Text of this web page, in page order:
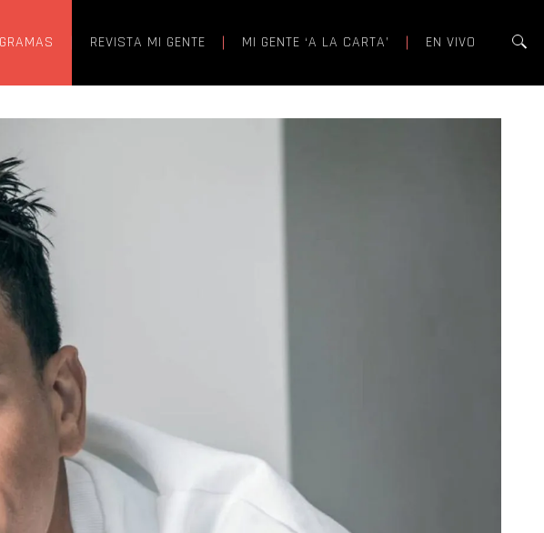
REVISTA MI GENTE MI GENTE ‘A LA CARTA’ EN VIVO